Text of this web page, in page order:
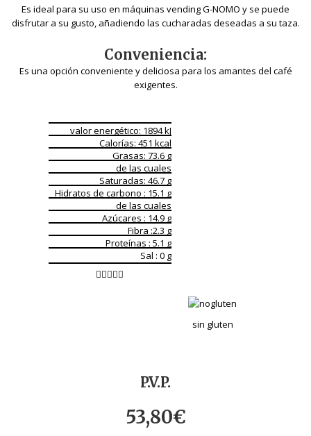
Es ideal para su uso en máquinas vending G-NOMO y se puede
disfrutar a su gusto, añadiendo las cucharadas deseadas a su taza.
Conveniencia:
Es una opción conveniente y deliciosa para los amantes del café
exigentes.
valor energético: 1894kJ
Calorías: 451 kcal
Grasas: 73.6g
de las cuales
Saturadas: 46.7g
Hidratos de carbono : 15.1 g
de las cuales
Azúcares : 14.9g
Fibra :2.3 g
Proteínas : 5.1 g
Sal : 0 g

sin gluten
P.V.P.
53,80€